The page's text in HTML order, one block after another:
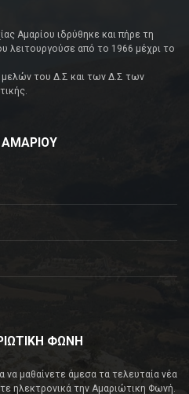
Αμαρίου ιδρύθηκε και πήρε τη
από το 1966 μέχρι το
μελών του Δ.Σ και των Δ.Σ των
ΦΩΝΗ
να μαθαίνετε άμεσα τα τελευταία νέα
ηλεκτρονικά την Αμαριώτικη Φωνή.